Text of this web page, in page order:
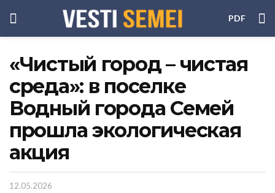
PDF
«Чистый город – чистая
среда»: в поселке
Водный города Семей
прошла экологическая
акция
12.05.2026